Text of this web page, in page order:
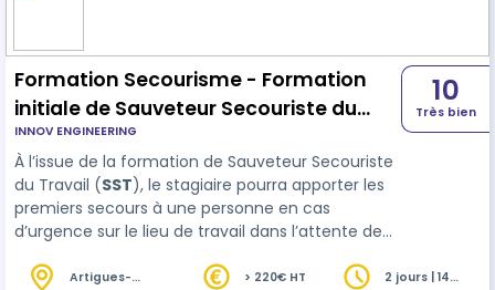
mobi…
Formation Secourisme - Formation
initiale de Sauveteur Secouriste du
Travail (SST)
INNOV ENGINEERING
À l’issue de la formation de Sauveteur Secouriste
du Travail (SST), le stagiaire pourra apporter les
premiers secours à une personne en cas
d’urgence sur le lieu de travail dans l’attente de
principes de base de la prévention et sera
10
Très bien
Artigues-
> 220€ HT
2 jours | 14